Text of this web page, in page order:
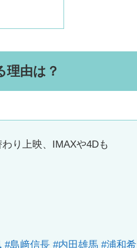
由は？
り上映、IMAXや4Dも
#島﨑信長 #内田雄馬 #浦和希